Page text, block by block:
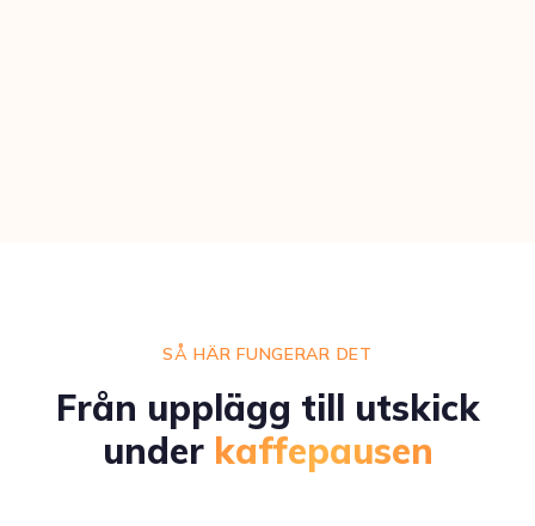
SÅ HÄR FUNGERAR DET
Från upplägg till utskick
under kaffepausen